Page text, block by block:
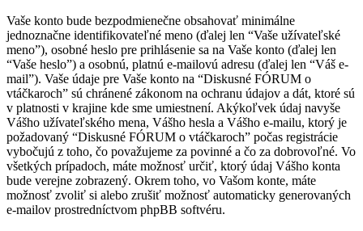
Vaše konto bude bezpodmienečne obsahovať minimálne
jednoznačne identifikovateľné meno (ďalej len “Vaše užívateľské
meno”), osobné heslo pre prihlásenie sa na Vaše konto (ďalej len
“Vaše heslo”) a osobnú, platnú e-mailovú adresu (ďalej len “Váš e-
mail”). Vaše údaje pre Vaše konto na “Diskusné FÓRUM o
vtáčkaroch” sú chránené zákonom na ochranu údajov a dát, ktoré sú
v platnosti v krajine kde sme umiestnení. Akýkoľvek údaj navyše
Vášho užívateľského mena, Vášho hesla a Vášho e-mailu, ktorý je
požadovaný “Diskusné FÓRUM o vtáčkaroch” počas registrácie
vybočujú z toho, čo považujeme za povinné a čo za dobrovoľné. Vo
všetkých prípadoch, máte možnosť určiť, ktorý údaj Vášho konta
bude verejne zobrazený. Okrem toho, vo Vašom konte, máte
možnosť zvoliť si alebo zrušiť možnosť automaticky generovaných
e-mailov prostredníctvom phpBB softvéru.